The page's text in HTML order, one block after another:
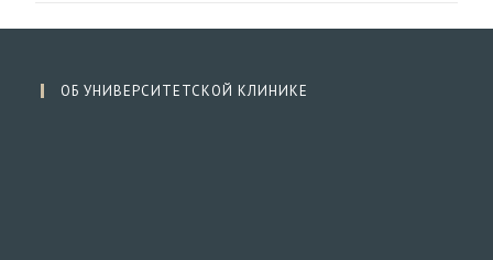
ОБ УНИВЕРСИТЕТСКОЙ КЛИНИКЕ